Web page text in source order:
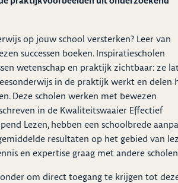
op jouw school versterken? Leer van
successen boeken. Inspiratiescholen
wetenschap en praktijk zichtbaar: ze
in de praktijk werkt en delen
Deze scholen werken met bewezen
in de Kwaliteitswaaier Effectief
Lezen, hebben een schoolbrede
resultaten op het gebied van
en expertise graag met andere
om direct toegang te krijgen tot